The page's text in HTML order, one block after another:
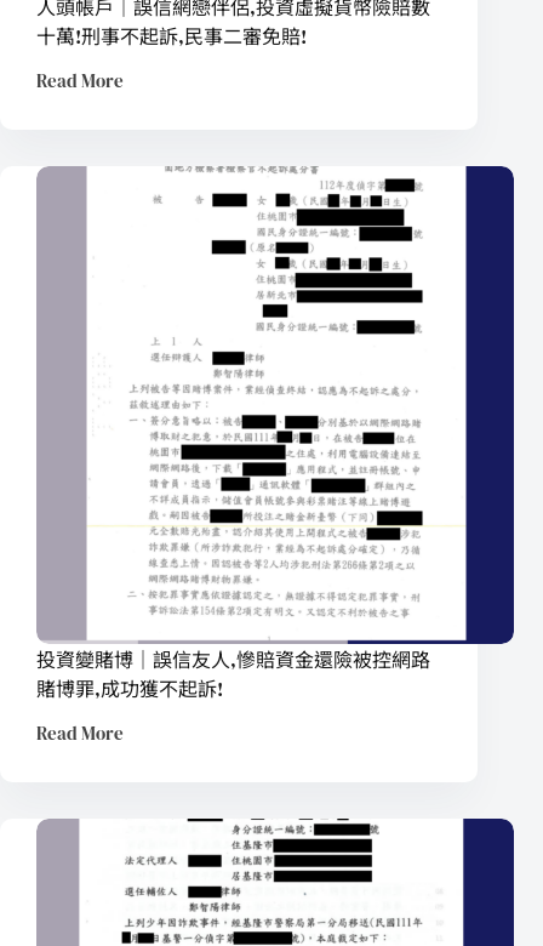
人頭帳戶｜誤信網戀伴侶,投資虛擬貨幣險賠數
十萬!刑事不起訴,民事二審免賠!
Read More
投資變賭博｜誤信友人,慘賠資金還險被控網路
賭博罪,成功獲不起訴!
Read More